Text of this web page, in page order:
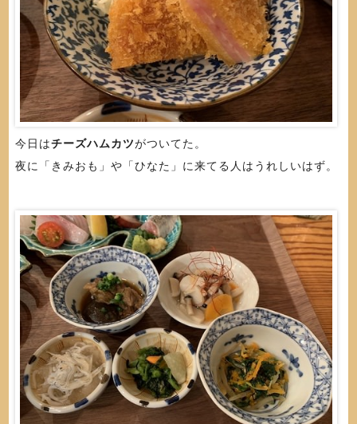
今日はチーズハムカツがついてた。
夜に「きみおも」や「ひなた」に来てる人はうれしいはず。